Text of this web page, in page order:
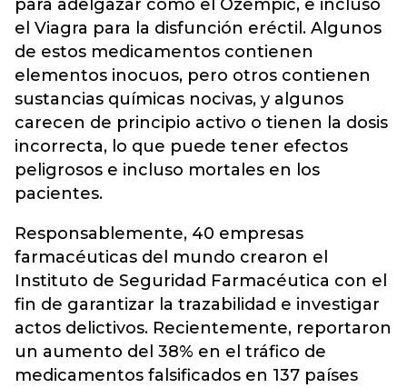
para adelgazar como el Ozempic, e incluso
el Viagra para la disfunción eréctil. Algunos
de estos medicamentos contienen
elementos inocuos, pero otros contienen
sustancias químicas nocivas, y algunos
carecen de principio activo o tienen la dosis
incorrecta, lo que puede tener efectos
peligrosos e incluso mortales en los
pacientes.
Responsablemente, 40 empresas
farmacéuticas del mundo crearon el
Instituto de Seguridad Farmacéutica con el
fin de garantizar la trazabilidad e investigar
actos delictivos. Recientemente, reportaron
un aumento del 38% en el tráfico de
medicamentos falsificados en 137 países